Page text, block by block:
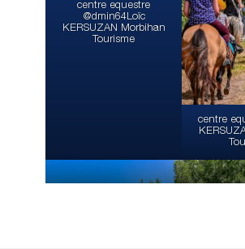
centre equestre
@dmin64Loïc
KERSUZAN Morbihan
Tourisme
centre